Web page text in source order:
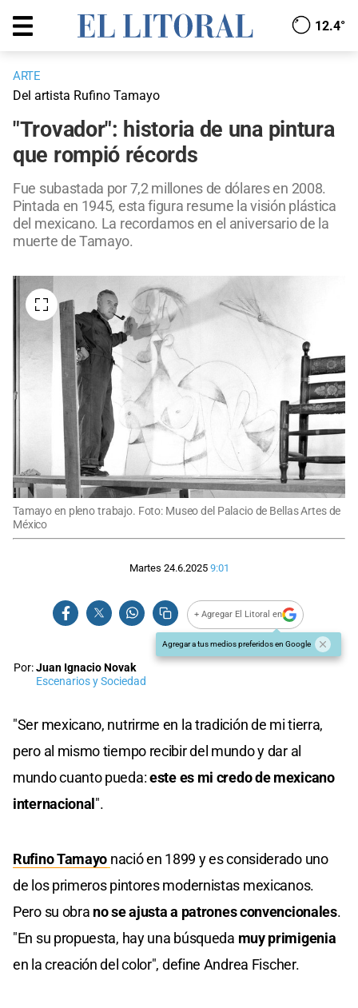
12.4°
ARTE
Del artista Rufino Tamayo
"Trovador": historia de una pintura
que rompió récords
Fue subastada por 7,2 millones de dólares en 2008.
Pintada en 1945, esta figura resume la visión plástica
del mexicano. La recordamos en el aniversario de la
muerte de Tamayo.
Tamayo en pleno trabajo. Foto: Museo del Palacio de Bellas Artes de
México
Martes 24.6.2025 9:01
+ Agregar El Litoral en
Agregar a tus medios preferidos en Google
Por:Juan Ignacio Novak
Escenarios y Sociedad
"Ser mexicano, nutrirme en la tradición de mi tierra,
pero al mismo tiempo recibir del mundo y dar al
mundo cuanto pueda:este es mi credo de mexicano
internacional".
Rufino Tamayo nació en 1899 y es considerado uno
de los primeros pintores modernistas mexicanos.
Pero su obra no se ajusta a patrones convencionales.
"En su propuesta, hay una búsqueda muy primigenia
en la creación del color", define Andrea Fischer.